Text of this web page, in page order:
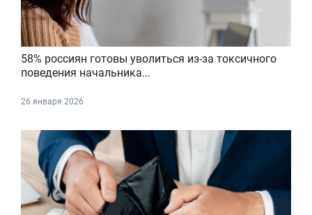
58% россиян готовы уволиться из-за токсичного
поведения начальника...
26 января 2026